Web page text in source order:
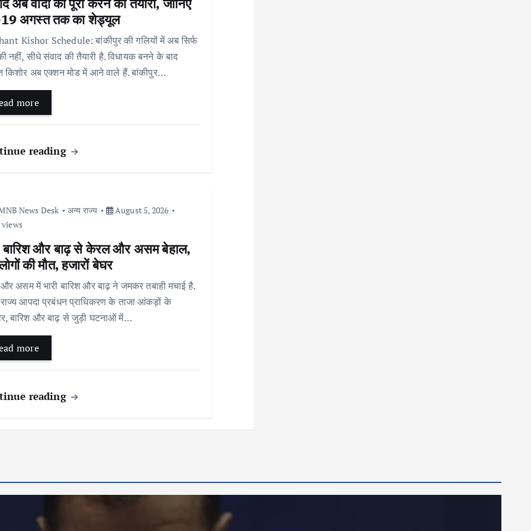
अगस्त तक का शेड्यूल
Kishor Schedule: बांकीपुर की गलियों में अब सिर्फ
नहीं, सीधे संवाद की तैयारी है. विधायक बनने के बाद
किशोर अब एक्शन मोड में आने वाले हैं. बांकीपुर…
more
reading
News Desk अन्य राज्य
August 5, 2026
views
बारिश और बाढ़ से केरल और असम बेहाल,
की मौत, हजारों बेघर
असम में भारी बारिश और बाढ़ ने जमकर तबाही मचाई है.
आपदा प्रबंधन प्राधिकरण के ताजा आंकड़ों के
बारिश और बाढ़ से जुड़ी घटनाओं में…
more
reading